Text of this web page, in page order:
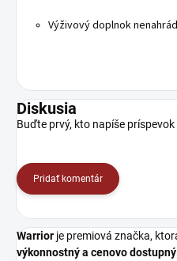
Výživový doplnok
Diskusia
Buďte prvý, kto napíše
Pridať komentár
Warrior je premiová značka,
výkonnostný a cenovo